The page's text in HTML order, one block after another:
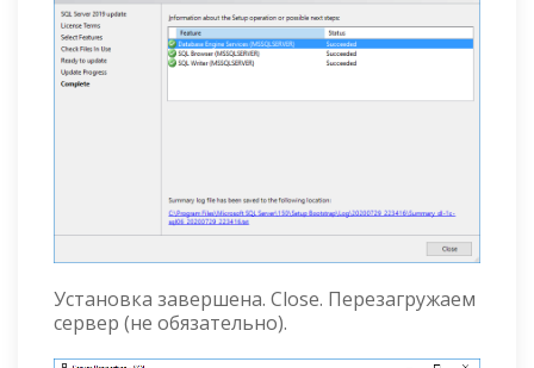
Установка завершена. Close. Перезагружаем
сервер (не обязательно).